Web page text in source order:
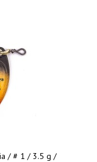
/ # 1 / 3.5 g /